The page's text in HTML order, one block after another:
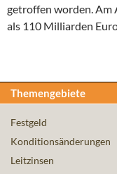
getroffen worden. Am
als 110 Milliarden
Themengebiete
Festgeld
Konditionsänderungen
Leitzinsen